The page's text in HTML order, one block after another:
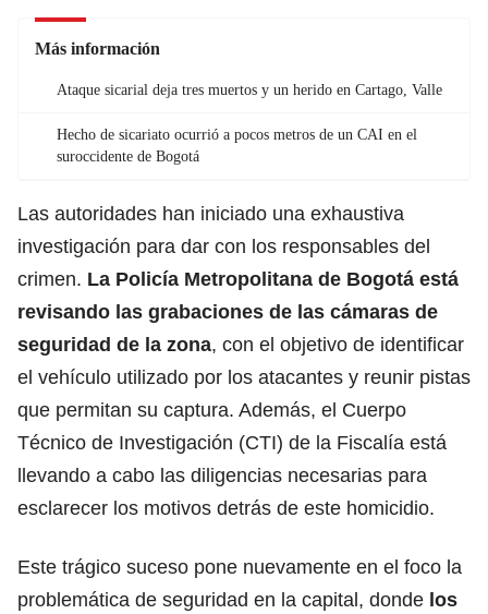
Más información
Ataque sicarial deja tres muertos y un herido en Cartago, Valle
Hecho de sicariato ocurrió a pocos metros de un CAI en el
suroccidente de Bogotá
Las autoridades han iniciado una exhaustiva
investigación para dar con los responsables del
crimen. La Policía Metropolitana de Bogotá está
revisando las grabaciones de las cámaras de
seguridad de la zona, con el objetivo de identificar
el vehículo utilizado por los atacantes y reunir pistas
que permitan su captura. Además, el Cuerpo
Técnico de Investigación (CTI) de la Fiscalía está
llevando a cabo las diligencias necesarias para
esclarecer los motivos detrás de este homicidio.
Este trágico suceso pone nuevamente en el foco la
problemática de seguridad en la capital, donde los